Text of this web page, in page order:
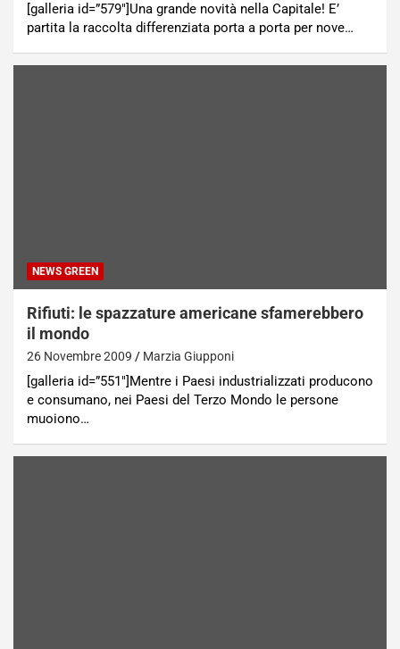
[galleria id=”579″]Una grande novità nella Capitale! E’
partita la raccolta differenziata porta a porta per nove…
NEWS GREEN
Rifiuti: le spazzature americane sfamerebbero
il mondo
26 Novembre 2009 Marzia Giupponi
[galleria id=”551″]Mentre i Paesi industrializzati producono
e consumano, nei Paesi del Terzo Mondo le persone
muoiono…